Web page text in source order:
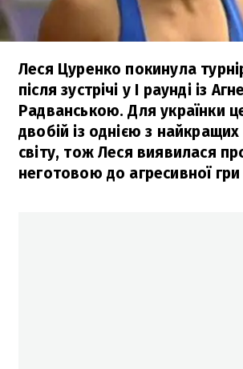
Леся Цуренко покинула
після зустрічі у І раунді із
Радванською. Для українки
двобій із однією з найкращих
світу, тож Леся виявилася
неготовою до агресивної